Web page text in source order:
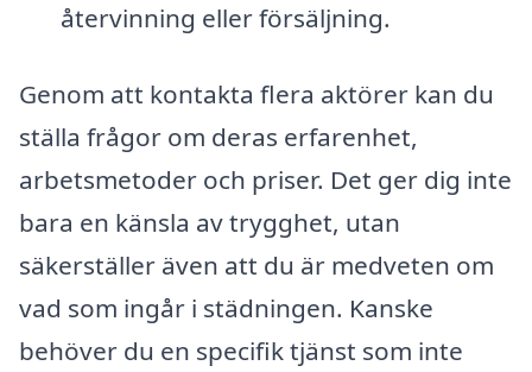
återvinning eller försäljning.
Genom att kontakta flera aktörer kan du
ställa frågor om deras erfarenhet,
arbetsmetoder och priser. Det ger dig inte
bara en känsla av trygghet, utan
säkerställer även att du är medveten om
vad som ingår i städningen. Kanske
behöver du en specifik tjänst som inte